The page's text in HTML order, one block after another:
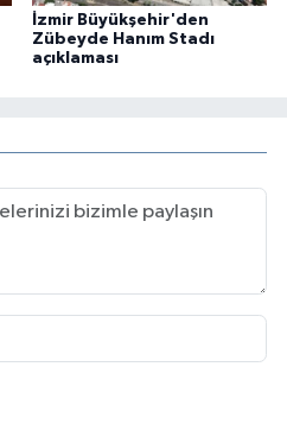
İzmir Büyükşehir'den
Zübeyde Hanım Stadı
açıklaması